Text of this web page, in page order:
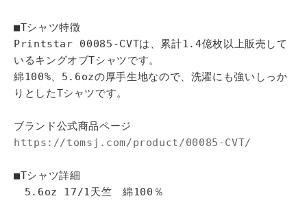
■Tシャツ特徴
Printstar 00085-CVTは、累計1.4億枚以上販売して
いるキングオブTシャツです。
綿100%、5.6ozの厚手生地なので、洗濯にも強いしっか
りとしたTシャツです。
ブランド公式商品ページ
https://tomsj.com/product/00085-CVT/
■Tシャツ詳細
5.6oz 17/1天竺 綿100％